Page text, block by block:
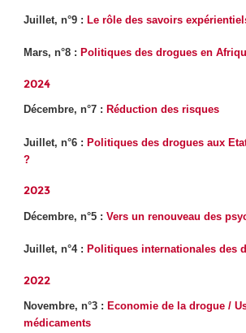
Juillet, n°9 :Le rôle des savoirs
Mars, n°8 : Politiques des drogues en
2024
Décembre, n°7 : Réduction des risques
Juillet, n°6 :Politiques des drogues aux
?
2023
Décembre, n°5 :Vers un renouveau des
Juillet, n°4 : Politiques internationales des
2022
Novembre, n°3 : Economie de la drogue /
médicaments